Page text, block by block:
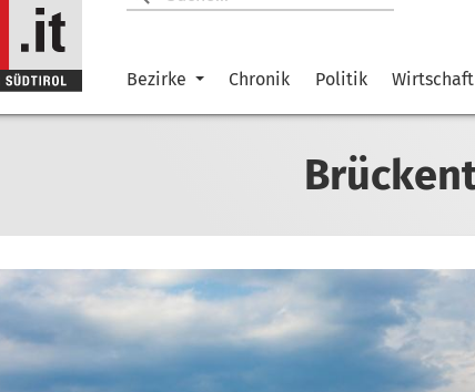
Bezirke Chronik Politik Wirtschaft